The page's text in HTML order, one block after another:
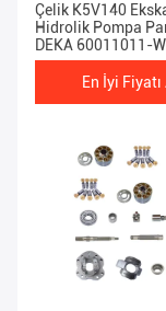
Çelik K5V140
Hidrolik Pompa
DEKA 60011011-
En İyi Fiyatı